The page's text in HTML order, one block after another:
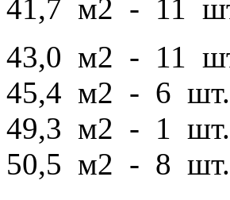
41,7 м2 - 11
43,0 м2 - 11
45,4 м2 - 6
49,3 м2 - 1
50,5 м2 - 8 шт.